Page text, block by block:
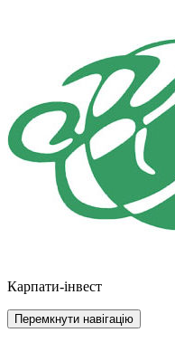
Карпати-інвест
Перемкнути навігацію